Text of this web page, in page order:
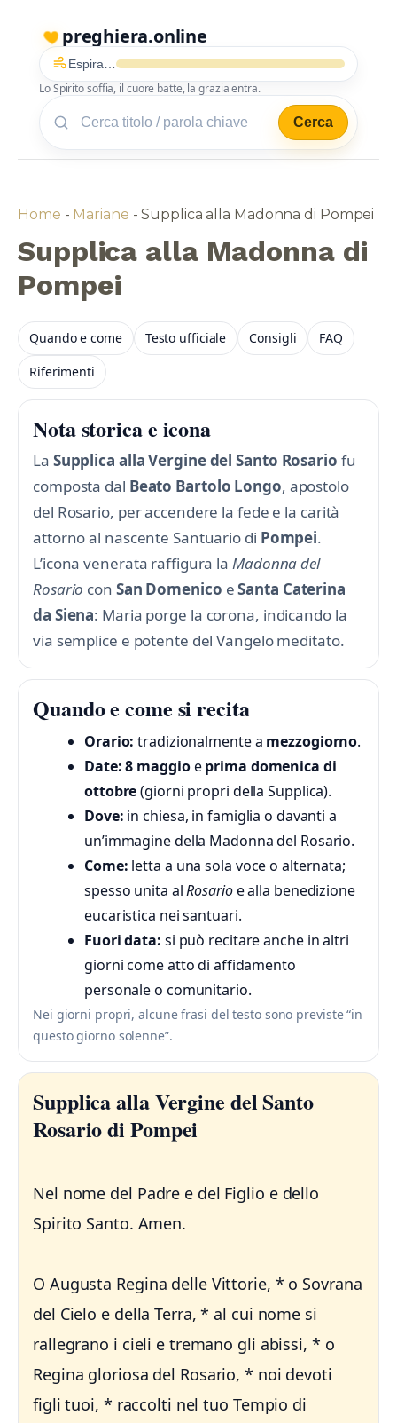
preghiera.online
Espira…
Lo Spirito soffia, il cuore batte, la grazia entra.
Cerca
Home - Mariane -Supplica alla Madonna di Pompei
Supplica alla Madonna di
Pompei
Quando e come Testo ufficiale Consigli
FAQ
Riferimenti
Nota storica e icona
La Supplica alla Vergine del Santo Rosario fu
composta dal Beato Bartolo Longo, apostolo
del Rosario, per accendere la fede e la carità
attorno al nascente Santuario di Pompei.
L’icona venerata raffigura la Madonna del
Rosario con San Domenico eSanta Caterina
da Siena: Maria porge la corona, indicando la
via semplice e potente del Vangelo meditato.
Quando e come si recita
Orario: tradizionalmente a mezzogiorno.
Date: 8 maggioeprima domenica di
ottobre(giorni propri della Supplica).
Dove: in chiesa, in famiglia o davanti a
un’immagine della Madonna del Rosario.
Come: letta a una sola voce o alternata;
spesso unita alRosarioe alla benedizione
eucaristica nei santuari.
Fuori data: si può recitare anche in altri
giorni come atto di affidamento
personale o comunitario.
Nei giorni propri, alcune frasi del testo sono previste “in
questo giorno solenne”.
Supplica alla Vergine del Santo
Rosario di Pompei
Nel nome del Padre e del Figlio e dello
Spirito Santo. Amen.
O Augusta Regina delle Vittorie, * o Sovrana
del Cielo e della Terra, * al cui nome si
rallegrano i cieli e tremano gli abissi, * o
Regina gloriosa del Rosario, * noi devoti
figli tuoi, * raccolti nel tuo Tempio di